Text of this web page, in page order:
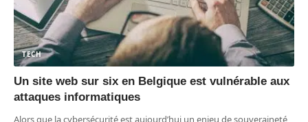
TECH
Un site web sur six en Belgique est vulnérable aux
attaques informatiques
Alors que la cybersécurité est aujourd’hui un enjeu de souveraineté